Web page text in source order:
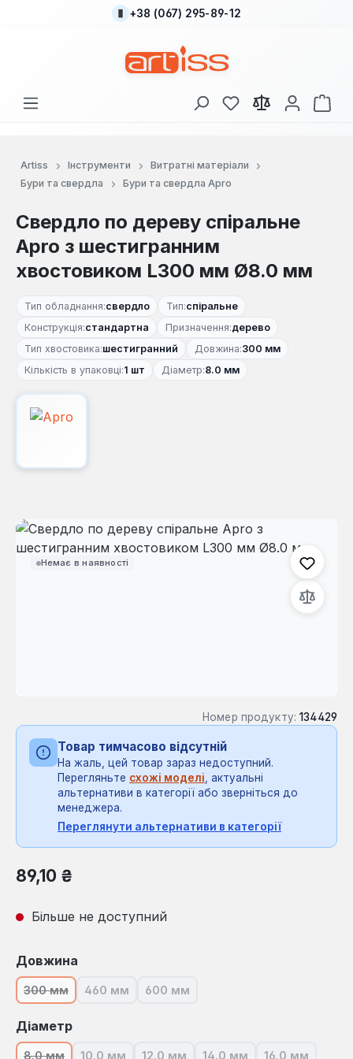
Перейти до основного вмісту
+38 (067) 295-89-12
У вас є 0 у списку
Artiss Інструменти
Витратні матеріали
Бури та свердла
Бури та свердла Apro
Свердло по дереву спіральне
Apro з шестигранним
хвостовиком L300 мм Ø8.0 мм
Тип обладнання:свердло Тип:спіральне
Конструкція:стандартна Призначення:дерево
Тип хвостовика:шестигранний Довжина:300 мм
Кількість в упаковці:1 шт Діаметр:8.0 мм
Немає в наявності
Пропустити галерею зображень
Номер продукту: 134429
Товар тимчасово відсутній
На жаль, цей товар зараз недоступний.
Перегляньте схожі моделі, актуальні
альтернативи в категорії або зверніться до
менеджера.
Переглянути альтернативи в категорії
Звичайна ціна:
89,10 ₴
Більше не доступний
Виберіть
Довжина
300 мм(Ця опція наразі недоступна.)
460 мм(Ця опція наразі недоступна.)
600 мм(Ця опція наразі недоступна.)
Виберіть
Діаметр
8.0 мм 10.0 мм 12.0 мм 14.0 мм 16.0 мм